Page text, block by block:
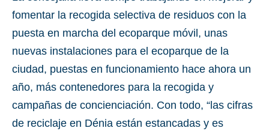
fomentar la recogida selectiva de residuos con la
puesta en marcha del ecoparque móvil, unas
nuevas instalaciones para el ecoparque de la
ciudad, puestas en funcionamiento hace ahora un
año, más contenedores para la recogida y
campañas de concienciación. Con todo, “las cifras
de reciclaje en Dénia están estancadas y es